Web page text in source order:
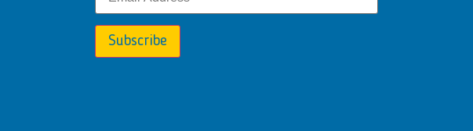
Subscribe